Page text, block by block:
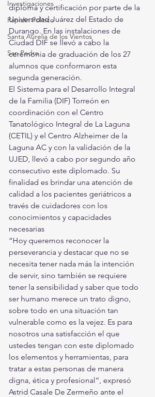
Investigaciones
Rapidín Político
Santa Aurelia de los Vientos
San Pedro
diploma y certificación por parte de la
Universidad Juárez del Estado de
Durango. En las instalaciones de
Ciudad DIF se llevó a cabo la
ceremonia de graduación de los 27
alumnos que conformaron esta
segunda generación.
El Sistema para el Desarrollo Integral
de la Familia (DIF) Torreón en
coordinación con el Centro
Tanatológico Integral de La Laguna
(CETIL) y el Centro Alzheimer de la
Laguna AC y con la validación de la
UJED, llevó a cabo por segundo año
consecutivo este diplomado. Su
finalidad es brindar una atención de
calidad a los pacientes geriátricos a
través de cuidadores con los
conocimientos y capacidades
necesarias
“Hoy queremos reconocer la
perseverancia y destacar que no se
necesita tener nada más la intención
de servir, sino también se requiere
tener la sensibilidad y saber que todo
ser humano merece un trato digno,
sobre todo en una situación tan
vulnerable como es la vejez. Es para
nosotros una satisfacción el que
ustedes tengan con este diplomado
los elementos y herramientas, para
tratar a estas personas de manera
digna, ética y profesional”, expresó
Astrid Casale De Zermeño ante el